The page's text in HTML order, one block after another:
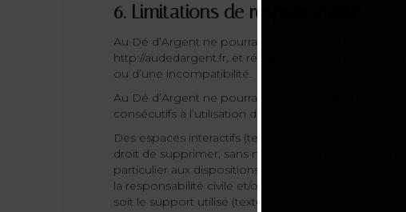
6. Limitations de responsabilité
Au Dé d’Argent ne pourra être responsable des
http://audedargent.fr, et résultant soit de l’utilisation
ou d’une incompatibilité.
Au Dé d’Argent ne pourra également être
consécutifs à l’utilisation du site http://audedargent.fr.
Des espaces interactifs (tels que contacts,
droit de supprimer, sans mise en demeure
particulier aux dispositions relatives à la protection
la responsabilité civile et/ou pénale de l’utilisateur,
soit le support utilisé (texte, photographie…).